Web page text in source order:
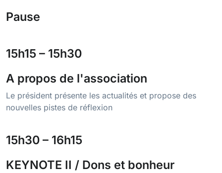
Pause
15h15 – 15h30
A propos de l'association
Le président présente les actualités et propose des
nouvelles pistes de réflexion
15h30 – 16h15
KEYNOTE II / Dons et bonheur